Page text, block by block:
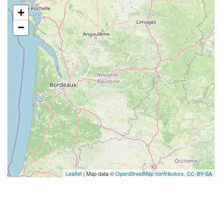
+
−
Leaflet | Map data ©OpenStreetMap contributors, CC-BY-SA